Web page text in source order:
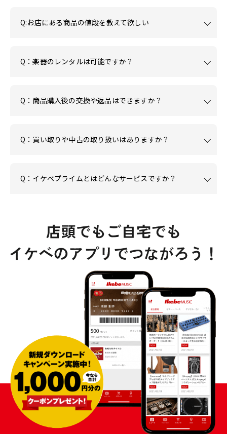
Q:お店にある商品の値段を教えて欲しい
Q：楽器のレンタルは可能ですか？
Q：商品購入後の交換や返品はできますか？
Q：買い取りや中古の取り扱いはありますか？
Q：イケベプライムとはどんなサービスですか？